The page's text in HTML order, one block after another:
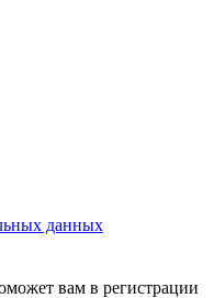
данных
вам в регистрации